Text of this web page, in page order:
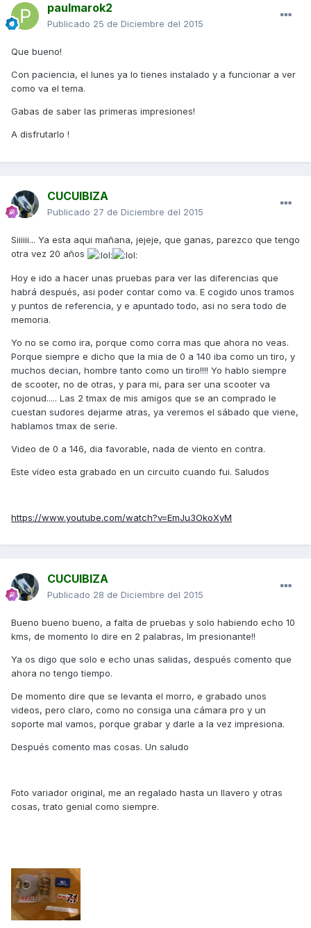
paulmarok2
Publicado 25 de Diciembre del 2015
Que bueno!
Con paciencia, el lunes ya lo tienes instalado y a funcionar a ver
como va el tema.
Gabas de saber las primeras impresiones!
A disfrutarlo !
CUCUIBIZA
Publicado 27 de Diciembre del 2015
Siiiiii... Ya esta aqui mañana, jejeje, que ganas, parezco que tengo
otra vez 20 años
Hoy e ido a hacer unas pruebas para ver las diferencias que
habrá después, asi poder contar como va. E cogido unos tramos
y puntos de referencia, y e apuntado todo, asi no sera todo de
memoria.
Yo no se como ira, porque como corra mas que ahora no veas.
Porque siempre e dicho que la mia de 0 a 140 iba como un tiro, y
muchos decian, hombre tanto como un tiro!!!! Yo hablo siempre
de scooter, no de otras, y para mi, para ser una scooter va
cojonud..... Las 2 tmax de mis amigos que se an comprado le
cuestan sudores dejarme atras, ya veremos el sábado que viene,
hablamos tmax de serie.
Video de 0 a 146, dia favorable, nada de viento en contra.
Este vídeo esta grabado en un circuito cuando fui. Saludos
https://www.youtube.com/watch?v=EmJu3OkoXyM
CUCUIBIZA
Publicado 28 de Diciembre del 2015
Bueno bueno bueno, a falta de pruebas y solo habiendo echo 10
kms, de momento lo dire en 2 palabras, Im presionante!!
Ya os digo que solo e echo unas salidas, después comento que
ahora no tengo tiempo.
De momento dire que se levanta el morro, e grabado unos
videos, pero claro, como no consiga una cámara pro y un
soporte mal vamos, porque grabar y darle a la vez impresiona.
Después comento mas cosas. Un saludo
Foto variador original, me an regalado hasta un llavero y otras
cosas, trato genial como siempre.